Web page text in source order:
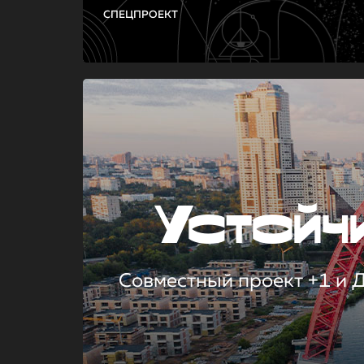
СПЕЦПРОЕКТ
Совместный проект +1 и